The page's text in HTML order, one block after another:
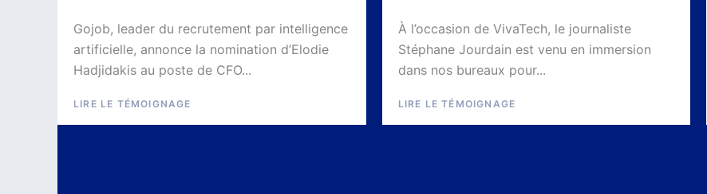
Gojob, leader du recrutement par intelligence
artificielle, annonce la nomination d’Elodie
Hadjidakis au poste de CFO...
LIRE LE TÉMOIGNAGE
À l’occasion de VivaTech, le journaliste
Stéphane Jourdain est venu en immersion
dans nos bureaux pour...
LIRE LE TÉMOIGNAGE